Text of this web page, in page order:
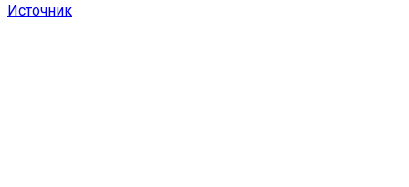
Источник